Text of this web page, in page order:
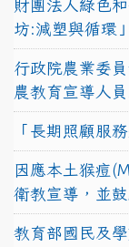
財團法人綠色
坊:減塑與循環」
行政院農業委
農教育宣導人
「長期照顧服
因應本土猴痘
衛教宣導，並
教育部國民及